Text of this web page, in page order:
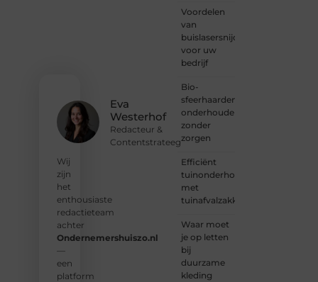
Eva
Westerhof
Redacteur &
Contentstrateeg
Wij
zijn
het
enthousiaste
redactieteam
achter
Ondernemershuiszo.nl
—
een
platform
Voordelen
van
buislasersnijden
voor uw
bedrijf
Bio-
sfeerhaarden
onderhouden
zonder
zorgen
Efficiënt
tuinonderhoud
met
tuinafvalzakken
Waar moet
je op letten
bij
duurzame
kleding